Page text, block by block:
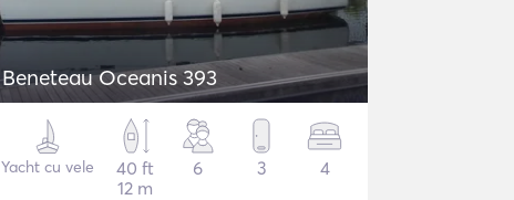
Beneteau Oceanis 393
Yacht cu vele
40 ft
12 m
6 3 4